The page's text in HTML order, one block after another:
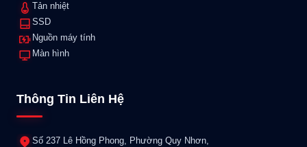
Tản nhiệt
SSD
Nguồn máy tính
Màn hình
Thông Tin Liên Hệ
Số 237 Lê Hồng Phong, Phường Quy Nhơn,